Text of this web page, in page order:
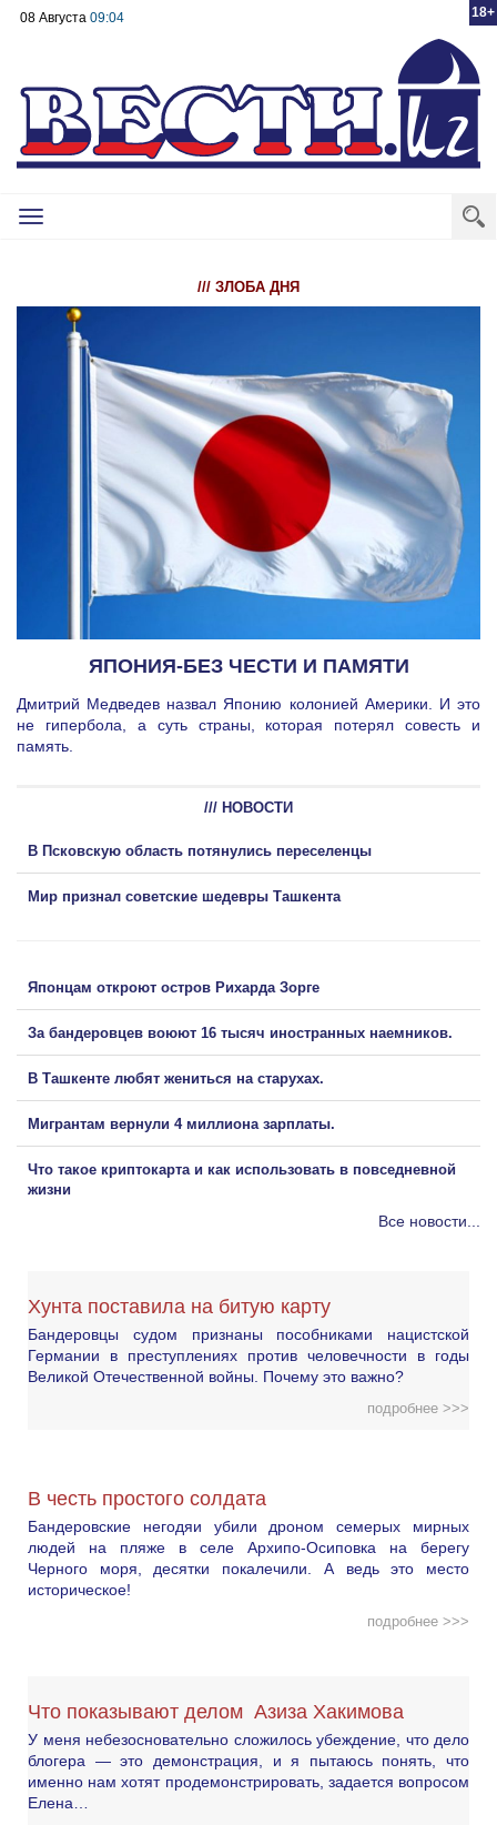
18+
08 Августа 09:04
Toggle
/// ЗЛОБА ДНЯ
ЯПОНИЯ-БЕЗ ЧЕСТИ И ПАМЯТИ
Дмитрий Медведев назвал Японию колонией Америки. И это
не гипербола, а суть страны, которая потерял совесть и
память.
/// НОВОСТИ
В Псковскую область потянулись переселенцы
Мир признал советские шедевры Ташкента
Японцам откроют остров Рихарда Зорге
За бандеровцев воюют 16 тысяч иностранных наемников.
В Ташкенте любят жениться на старухах.
Мигрантам вернули 4 миллиона зарплаты.
Что такое криптокарта и как использовать в повседневной
жизни
Все новости...
Хунта поставила на битую карту
Бандеровцы судом признаны пособниками нацистской
Германии в преступлениях против человечности в годы
Великой Отечественной войны. Почему это важно?
подробнее >>>
В честь простого солдата
Бандеровские негодяи убили дроном семерых мирных
людей на пляже в селе Архипо-Осиповка на берегу
Черного моря, десятки покалечили. А ведь это место
историческое!
подробнее >>>
Что показывают делом Азиза Хакимова
У меня небезосновательно сложилось убеждение, что дело
блогера — это демонстрация, и я пытаюсь понять, что
именно нам хотят продемонстрировать, задается вопросом
Елена…